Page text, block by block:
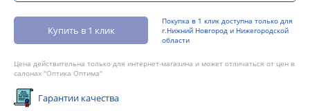
Купить в 1 клик
Покупка в 1 клик доступна только для
г.Нижний Новгород и Нижегородской
области
Цена действительна только для интернет-магазина и может отличаться от цен в
салонах "Оптика Оптима"
Гарантии качества